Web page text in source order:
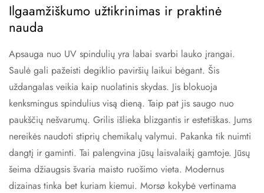
Ilgaamžiškumo užtikrinimas ir praktinė
nauda
Apsauga nuo UV spindulių yra labai svarbi lauko įrangai.
Saulė gali pažeisti degiklio paviršių laikui bėgant. Šis
uždangalas veikia kaip nuolatinis skydas. Jis blokuoja
kenksmingus spindulius visą dieną. Taip pat jis saugo nuo
paukščių nešvarumų. Grilis išlieka blizgantis ir estetiškas. Jums
nereikės naudoti stiprių chemikalų valymui. Pakanka tik nuimti
dangtį ir gaminti. Tai palengvina jūsų laisvalaikį gamtoje. Jūsų
šeima džiaugsis švaria maisto ruošimo vieta. Modernus
dizainas tinka bet kuriam kiemui. Morsø kokybė vertinama